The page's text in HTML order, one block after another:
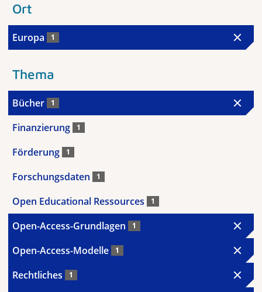
Ort
Europa 1
Thema
Bücher 1
Finanzierung 1
Förderung 1
Forschungsdaten 1
Open Educational Ressources 1
Open-Access-Grundlagen 1
Open-Access-Modelle 1
Rechtliches 1